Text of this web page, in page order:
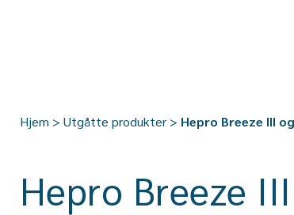
Hjem > Utgåtte produkter > Hepro Breeze III
Hepro Breeze